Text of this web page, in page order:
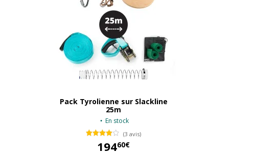
Pack Tyrolienne sur Slackline
25m
En stock
(3 avis)
19460€